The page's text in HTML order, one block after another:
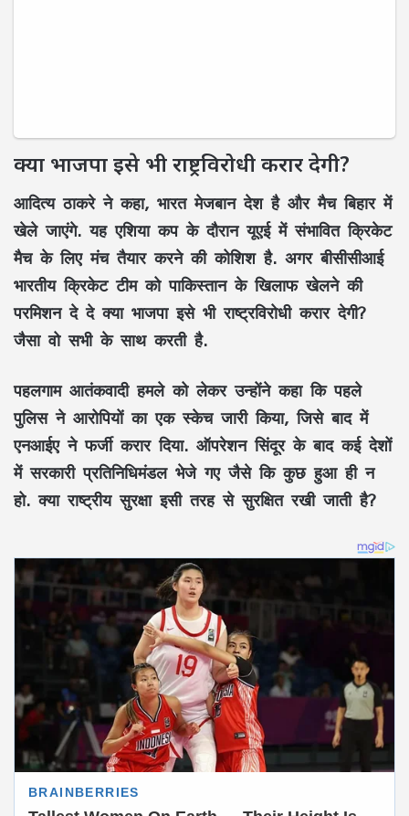
क्या भाजपा इसे भी राष्ट्रविरोधी करार देगी?
आदित्य ठाकरे ने कहा, भारत मेजबान देश है और मैच बिहार में
खेले जाएंगे. यह एशिया कप के दौरान यूएई में संभावित क्रिकेट
मैच के लिए मंच तैयार करने की कोशिश है. अगर बीसीसीआई
भारतीय क्रिकेट टीम को पाकिस्तान के खिलाफ खेलने की
परमिशन दे दे क्या भाजपा इसे भी राष्ट्रविरोधी करार देगी?
जैसा वो सभी के साथ करती है.
पहलगाम आतंकवादी हमले को लेकर उन्होंने कहा कि पहले
पुलिस ने आरोपियों का एक स्केच जारी किया, जिसे बाद में
एनआईए ने फर्जी करार दिया. ऑपरेशन सिंदूर के बाद कई देशों
में सरकारी प्रतिनिधिमंडल भेजे गए जैसे कि कुछ हुआ ही न
हो. क्या राष्ट्रीय सुरक्षा इसी तरह से सुरक्षित रखी जाती है?